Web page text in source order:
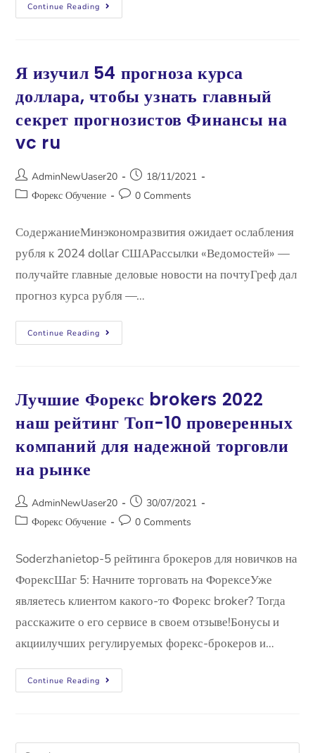
Continue Reading
Я изучил 54 прогноза курса
доллара, чтобы узнать главный
секрет прогнозистов Финансы на
vc ru
AdminNewUaser20
18/11/2021
Форекс Обучение
0 Comments
СодержаниеМинэкономразвития ожидает ослабления
рубля к 2024 dollar СШАРассылки «Ведомостей» —
получайте главные деловые новости на почтуГреф дал
прогноз курса рубля —…
Continue Reading
Лучшие Форекс brokers 2022
наш рейтинг Топ-10 проверенных
компаний для надежной торговли
на рынке
AdminNewUaser20
30/07/2021
Форекс Обучение
0 Comments
Soderzhanietop-5 рейтинга брокеров для новичков на
ФорексШаг 5: Начните торговать на ФорексеУже
являетесь клиентом какого-то Форекс broker? Тогда
расскажите о его сервисе в своем отзыве!Бонусы и
акциилучших регулируемых форекс-брокеров и…
Continue Reading